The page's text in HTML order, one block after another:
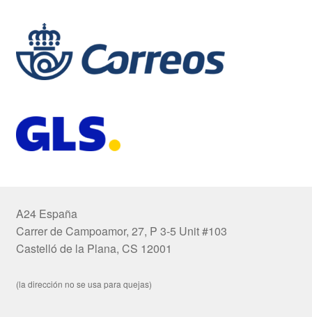
A24 España
Carrer de Campoamor, 27, P 3-5 Unit #103
Castelló de la Plana, CS 12001
(la dirección no se usa para quejas)